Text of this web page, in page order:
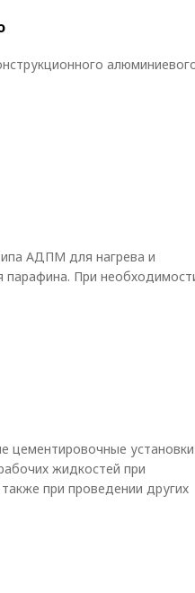
АДПМ для нагрева и
парафина. При
цементировочные установки
жидкостей при
при проведении других